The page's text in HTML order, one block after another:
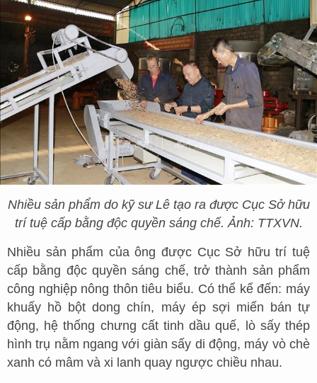
Nhiều sản phẩm do kỹ sư Lê tạo ra được Cục Sở hữu
trí tuệ cấp bằng độc quyền sáng chế. Ảnh: TTXVN.
Nhiều sản phẩm của ông được Cục Sở hữu trí tuệ
cấp bằng độc quyền sáng chế, trở thành sản phẩm
công nghiệp nông thôn tiêu biểu. Có thể kể đến: máy
khuấy hồ bột dong chín, máy ép sợi miến bán tự
động, hệ thống chưng cất tinh dầu quế, lò sấy thép
hình trụ nằm ngang với giàn sấy di động, máy vò chè
xanh có mâm và xi lanh quay ngược chiều nhau.